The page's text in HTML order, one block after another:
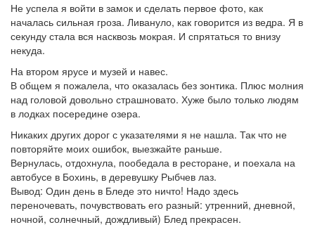
Не успела я войти в замок и сделать первое фото, как
началась сильная гроза. Ливануло, как говорится из ведра. Я в
секунду стала вся насквозь мокрая. И спрятаться то внизу
некуда.
На втором ярусе и музей и навес.
В общем я пожалела, что оказалась без зонтика. Плюс молния
над головой довольно страшновато. Хуже было только людям
в лодках посередине озера.
Никаких других дорог с указателями я не нашла. Так что не
повторяйте моих ошибок, выезжайте раньше.
Вернулась, отдохнула, пообедала в ресторане, и поехала на
автобусе в Бохинь, в деревушку Рыбчев лаз.
Вывод: Один день в Бледе это ничто! Надо здесь
переночевать, почувствовать его разный: утренний, дневной,
ночной, солнечный, дождливый) Блед прекрасен.